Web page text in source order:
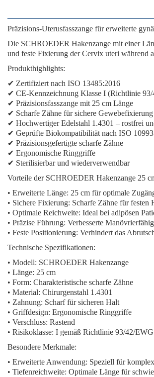
Präzisions-Uterusfasszange für erweiterte
Die SCHROEDER Hakenzange mit einer
und feste Fixierung der Cervix uteri während
Produkthighlights:
✔ Zertifiziert nach ISO 13485:2016
✔ CE-Kennzeichnung Klasse I (Richtlinie
✔ Präzisionsfasszange mit 25 cm Länge
✔ Scharfe Zähne für sichere Gewebefixierung
✔ Hochwertiger Edelstahl 1.4301 – rostfrei
✔ Geprüfte Biokompatibilität nach ISO 10993
✔ Präzisionsgefertigte scharfe Zähne
✔ Ergonomische Ringgriffe
✔ Sterilisierbar und wiederverwendbar
Vorteile der SCHROEDER Hakenzange 25
• Erweiterte Länge: 25 cm für optimale
• Sichere Fixierung: Scharfe Zähne für festen
• Optimale Reichweite: Ideal bei adipösen
• Präzise Führung: Verbesserte
• Feste Positionierung: Verhindert das
Technische Spezifikationen:
• Modell: SCHROEDER Hakenzange
• Länge: 25 cm
• Form: Charakteristische scharfe Zähne
• Material: Chirurgenstahl 1.4301
• Zahnung: Scharf für sicheren Halt
• Griffdesign: Ergonomische Ringgriffe
• Verschluss: Rastend
• Risikoklasse: I gemäß Richtlinie 93/42/EWG
Besondere Merkmale:
• Erweiterte Anwendung: Speziell für
• Tiefenreichweite: Optimale Länge für